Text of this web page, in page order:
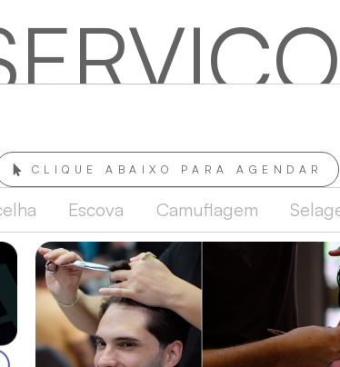
CLIQUE ABAIXO PARA AGENDAR
Escova Camuflagem